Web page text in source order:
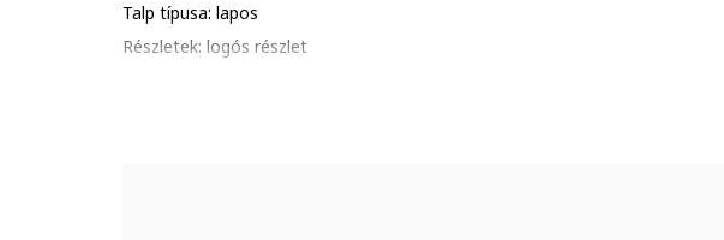
Talp típusa: lapos
Részletek: logós részlet